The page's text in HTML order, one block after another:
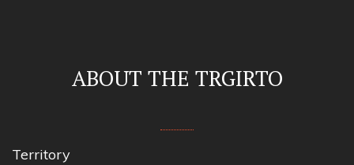
ABOUT THE TRGIRTO
Territory